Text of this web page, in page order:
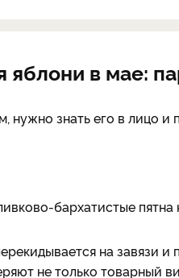
яблони в мае:
нужно знать его в лицо и
бархатистые
на завязи
не только товарный